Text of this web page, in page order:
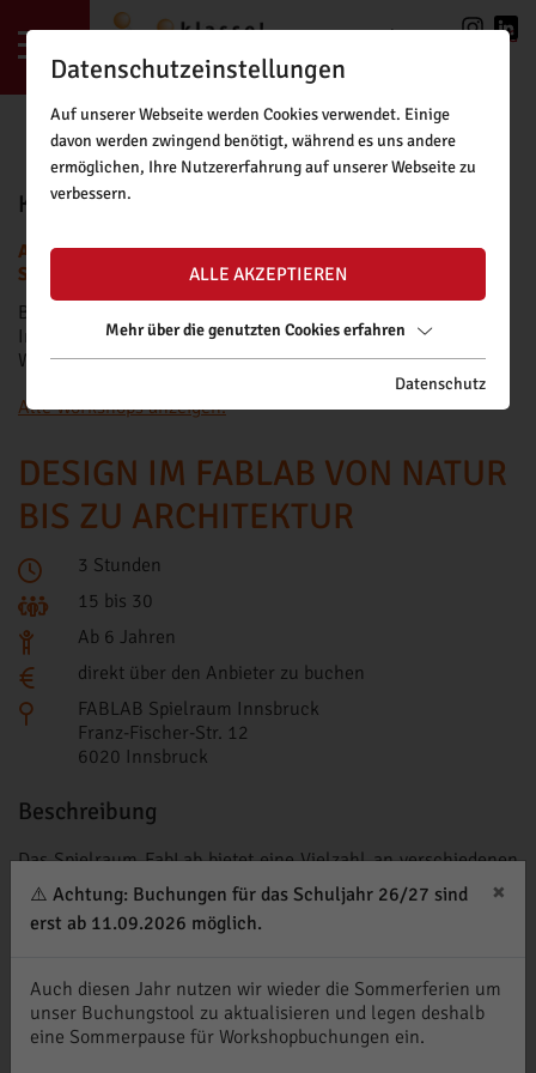
LOGIN|REGISTRIERUNG
⚠️ Achtung: Buchungen für das Schuljahr 26/27 sind
erst ab 11.09.2026 möglich.
×
Auch diesen Jahr nutzen wir wieder die Sommerferien um
unser Buchungstool zu aktualisieren und legen deshalb
eine Sommerpause für Workshopbuchungen ein.
KLASSE!FORSCHUNG BUCHUNGSTOOL
ACHTUNG: BUCHUNGSANFRAGEN FÜR DAS NEUE
SCHULJAHR SIND AB FREITAG, 11.09.2026, MÖGLICH.
Bitte beachten Sie unsere
Informationen zu Fördermöglichkeiten für kostenpflichtige
Workshops finden Siehier.
Alle Workshops anzeigen.
DESIGN IM FABLAB VON NATUR
BIS ZU ARCHITEKTUR
3 Stunden
15 bis 30
Ab 6 Jahren
direkt über den Anbieter zu buchen
FABLAB Spielraum Innsbruck
Franz-Fischer-Str. 12
6020 Innsbruck
Beschreibung
Das Spielraum FabLab bietet eine Vielzahl an verschiedenen
Workshops für Schulen und Firmen an, um einen
spielerischen und spannenden Einblick in die Welt von
computerunterstützter Fertigung zu bekommen. Die Inhalte
über die Erstellung von Computerdateien und Produktion bis
hin zum fertigen Objekt ab.
Hier geht es zumProgramm
Datenschutzeinstellungen
Auf unserer Webseite werden Cookies verwendet. Einige
davon werden zwingend benötigt, während es uns andere
ermöglichen, Ihre Nutzererfahrung auf unserer Webseite zu
verbessern.
ALLE AKZEPTIEREN
Mehr über die genutzten Cookies erfahren
Datenschutz